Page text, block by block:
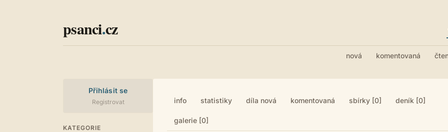
psanci.cz
nová komentovaná
Přihlásit se
Registrovat
KATEGORIE
info statistiky díla nová komentovaná sbírky [0] deník [0]
galerie [0]